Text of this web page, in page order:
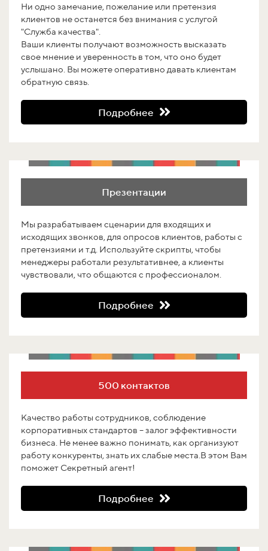
Ни одно замечание, пожелание или претензия
клиентов не останется без внимания с услугой
"Служба качества".
Ваши клиенты получают возможность высказать
свое мнение и уверенность в том, что оно будет
услышано. Вы можете оперативно давать клиентам
обратную связь.
Подробнее
Презентации
Мы разрабатываем сценарии для входящих и
исходящих звонков, для опросов клиентов, работы с
претензиями и т.д. Используйте скрипты, чтобы
менеджеры работали результативнее, а клиенты
чувствовали, что общаются с профессионалом.
Подробнее
500 контактов
Качество работы сотрудников, соблюдение
корпоративных стандартов – залог эффективности
бизнеса. Не менее важно понимать, как организуют
работу конкуренты, знать их слабые места.В этом Вам
поможет Секретный агент!
Подробнее